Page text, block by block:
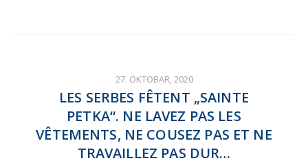
27. OKTOBAR, 2020
LES SERBES FÊTENT „SAINTE
PETKA“. NE LAVEZ PAS LES
VÊTEMENTS, NE COUSEZ PAS ET NE
TRAVAILLEZ PAS DUR…